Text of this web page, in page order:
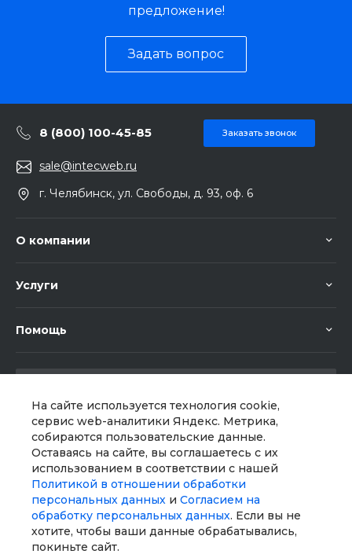
На сайте используется технология cookie,
сервис web-аналитики Яндекс. Метрика,
собираются пользовательские данные.
Оставаясь на сайте, вы соглашаетесь с их
использованием в соответствии с нашей
Политикой в отношении обработки
персональных данных и Согласием на
обработку персональных данных. Если вы не
хотите, чтобы ваши данные обрабатывались,
покиньте сайт.
предложение!
Задать вопрос
8 (800) 100-45-85 Заказать звонок
sale@intecweb.ru
г. Челябинск, ул. Свободы, д. 93, оф. 6
О компании
Услуги
Помощь
Мы в соц. сетях